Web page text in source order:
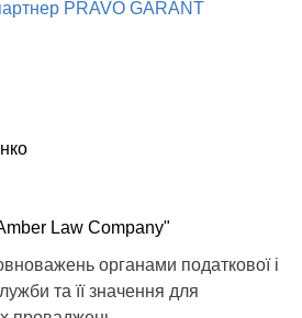
PRAVO GARANT
Law Company"
органами податкової і
та її значення для